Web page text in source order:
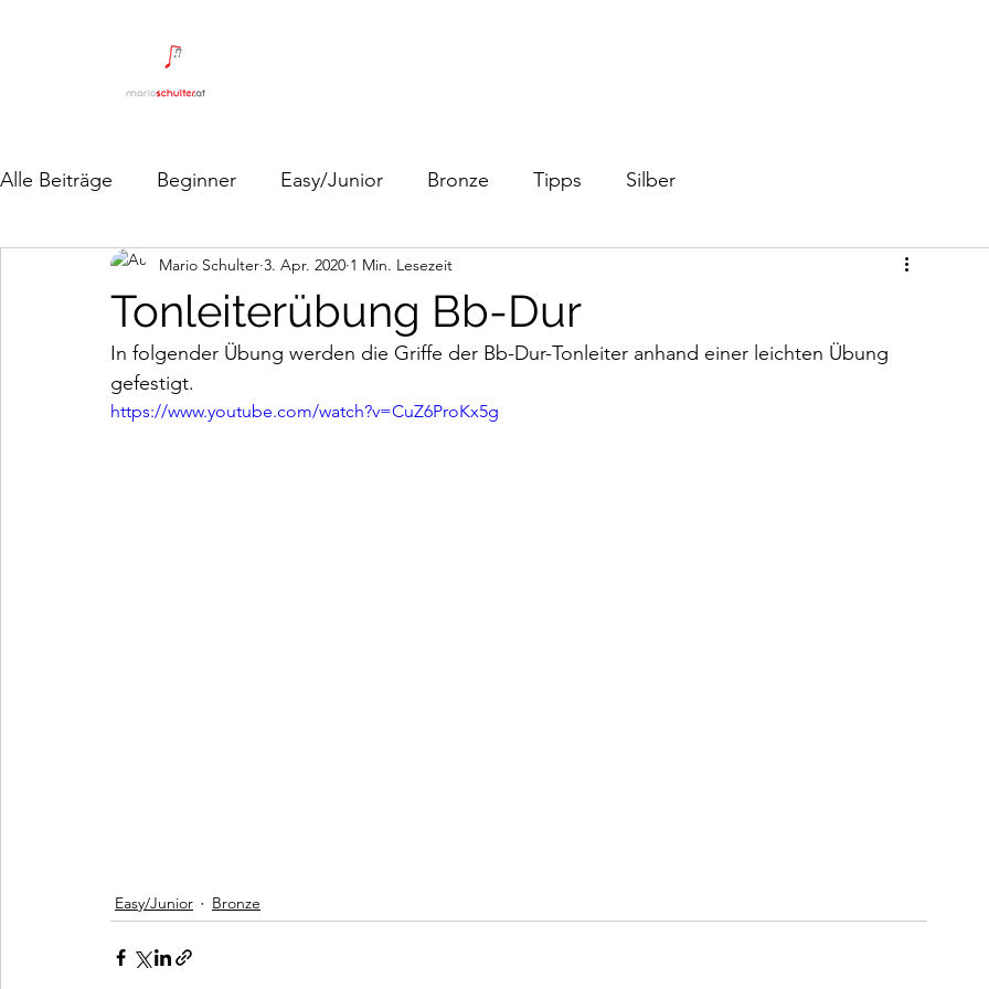
Alle Beiträge Beginner Easy/Junior Bronze Tipps Silber
Tonleiterübung Bb-Dur
Mario Schulter 3. Apr. 2020 1 Min. Lesezeit
In folgender Übung werden die Griffe der Bb-Dur-Tonleiter anhand einer leichten Übung
gefestigt.
https://www.youtube.com/watch?v=CuZ6ProKx5g
Easy/Junior Bronze